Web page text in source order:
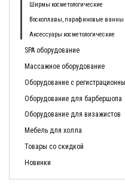
Ширмы косметологические
Воскоплавы, парафиновые ванны
Аксессуары косметологические
SPA оборудование
Массажное оборудование
Оборудование с
Оборудование для барбершопа
Оборудование для визажистов
Мебель для холла
Товары со скидкой
Новинки